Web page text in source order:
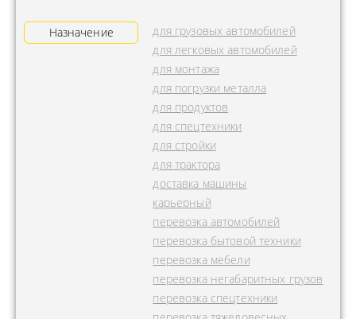
Назначение
для грузовых автомобилей
для легковых автомобилей
для монтажа
для погрузки металла
для продуктов
для спецтехники
для стройки
для трактора
доставка машины
карьерный
перевозка автомобилей
перевозка бытовой техники
перевозка мебели
перевозка негабаритных грузов
перевозка спецтехники